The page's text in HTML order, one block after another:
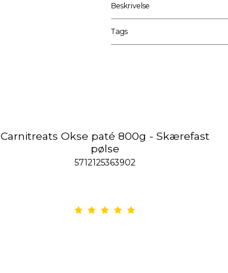
Beskrivelse
Tags
Carnitreats Okse paté 800g - Skærefast
pølse
5712125363902